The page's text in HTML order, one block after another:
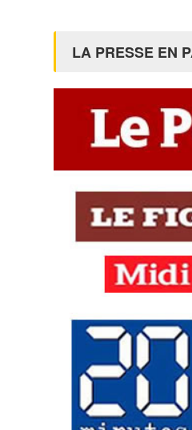
LA PRESSE EN